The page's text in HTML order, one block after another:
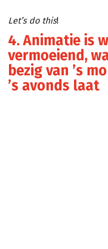
Let’s do this!
4. Animatie is
vermoeiend,
bezig van ’s
’s avonds laat